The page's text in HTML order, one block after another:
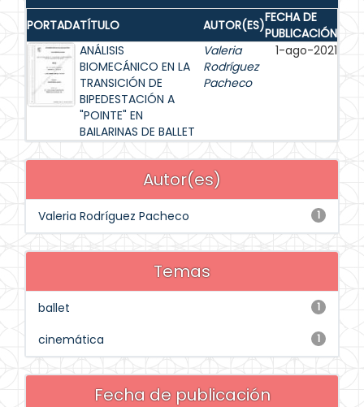
PORTADATÍTULO AUTOR(ES)FECHA DE
PUBLICACIÓN
ANÁLISIS
BIOMECÁNICO EN LA
TRANSICIÓN DE
BIPEDESTACIÓN A
"POINTE" EN
BAILARINAS DE BALLET
Valeria
Rodríguez
Pacheco
1-ago-2021
Autor(es)
1
Valeria Rodríguez Pacheco
Temas
1
ballet
1
cinemática
Fecha de publicación